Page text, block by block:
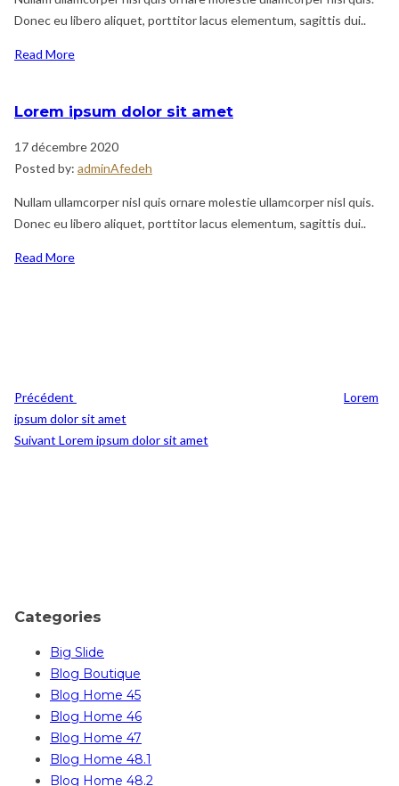
Donec eu libero aliquet, porttitor lacus elementum, sagittis dui..
Read More
Lorem ipsum dolor sit amet
17 décembre 2020
Posted by: adminAfedeh
Nullam ullamcorper nisl quis ornare molestie ullamcorper nisl quis.
Donec eu libero aliquet, porttitor lacus elementum, sagittis dui..
Read More
Précédent
Lorem
ipsum dolor sit amet
Post
Suivant Lorem ipsum dolor sit amet
Categories
Big Slide
Blog Boutique
Blog Home 45
Blog Home 46
Blog Home 47
Blog Home 48.1
Blog Home 48.2